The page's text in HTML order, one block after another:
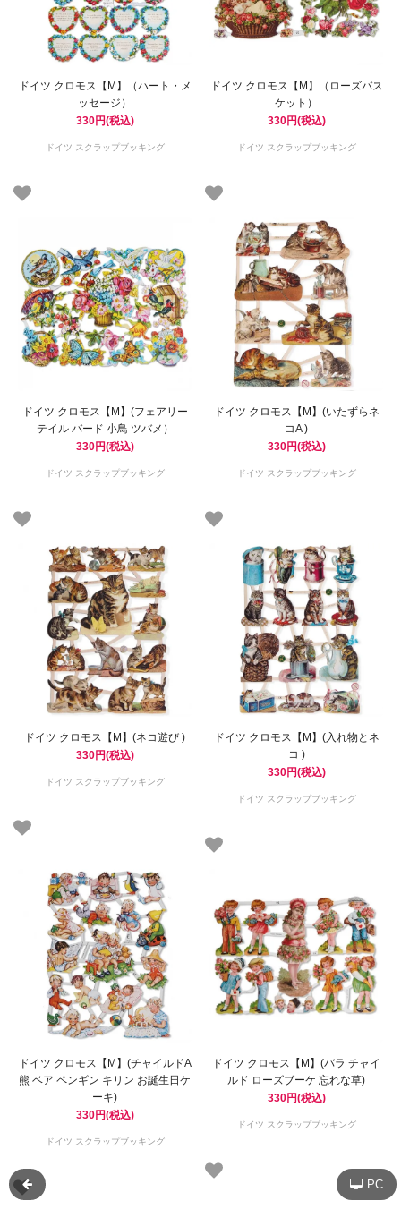
ドイツ クロモス【M】（ハート・メ
ッセージ）
330円(税込)
ドイツ スクラップブッキング
ドイツ クロモス【M】（ローズバス
ケット）
330円(税込)
ドイツ スクラップブッキング
ドイツ クロモス【M】(フェアリー
テイル バード 小鳥 ツバメ）
330円(税込)
ドイツ スクラップブッキング
ドイツ クロモス【M】(いたずらネ
コA )
330円(税込)
ドイツ スクラップブッキング
ドイツ クロモス【M】(ネコ遊び )
330円(税込)
ドイツ スクラップブッキング
ドイツ クロモス【M】(入れ物とネ
コ )
330円(税込)
ドイツ スクラップブッキング
ドイツ クロモス【M】(チャイルドA
熊 ベア ペンギン キリン お誕生日ケ
ーキ)
330円(税込)
ドイツ スクラップブッキング
ドイツ クロモス【M】(バラ チャイ
ルド ローズブーケ 忘れな草)
330円(税込)
ドイツ スクラップブッキング
PC